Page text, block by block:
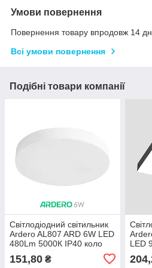
Умови повернення
Повернення товару впродовж 14
Всі умови повернення
Подібні товари компанії
Світлодіодний світильник
Ardero AL807 ARD 6W LED
480Lm 5000К IP40 коло
круглий білий
151,80 ₴
LED